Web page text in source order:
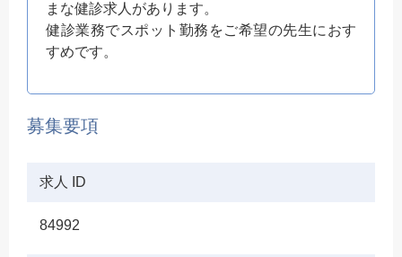
まな健診求人があります。
健診業務でスポット勤務をご希望の先生におす
すめです。
募集要項
求人 ID
84992